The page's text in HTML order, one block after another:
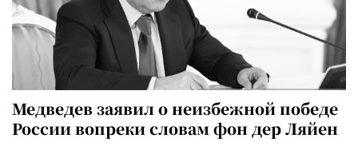
Медведев заявил о неизбежной победе
России вопреки словам фон дер Ляйен